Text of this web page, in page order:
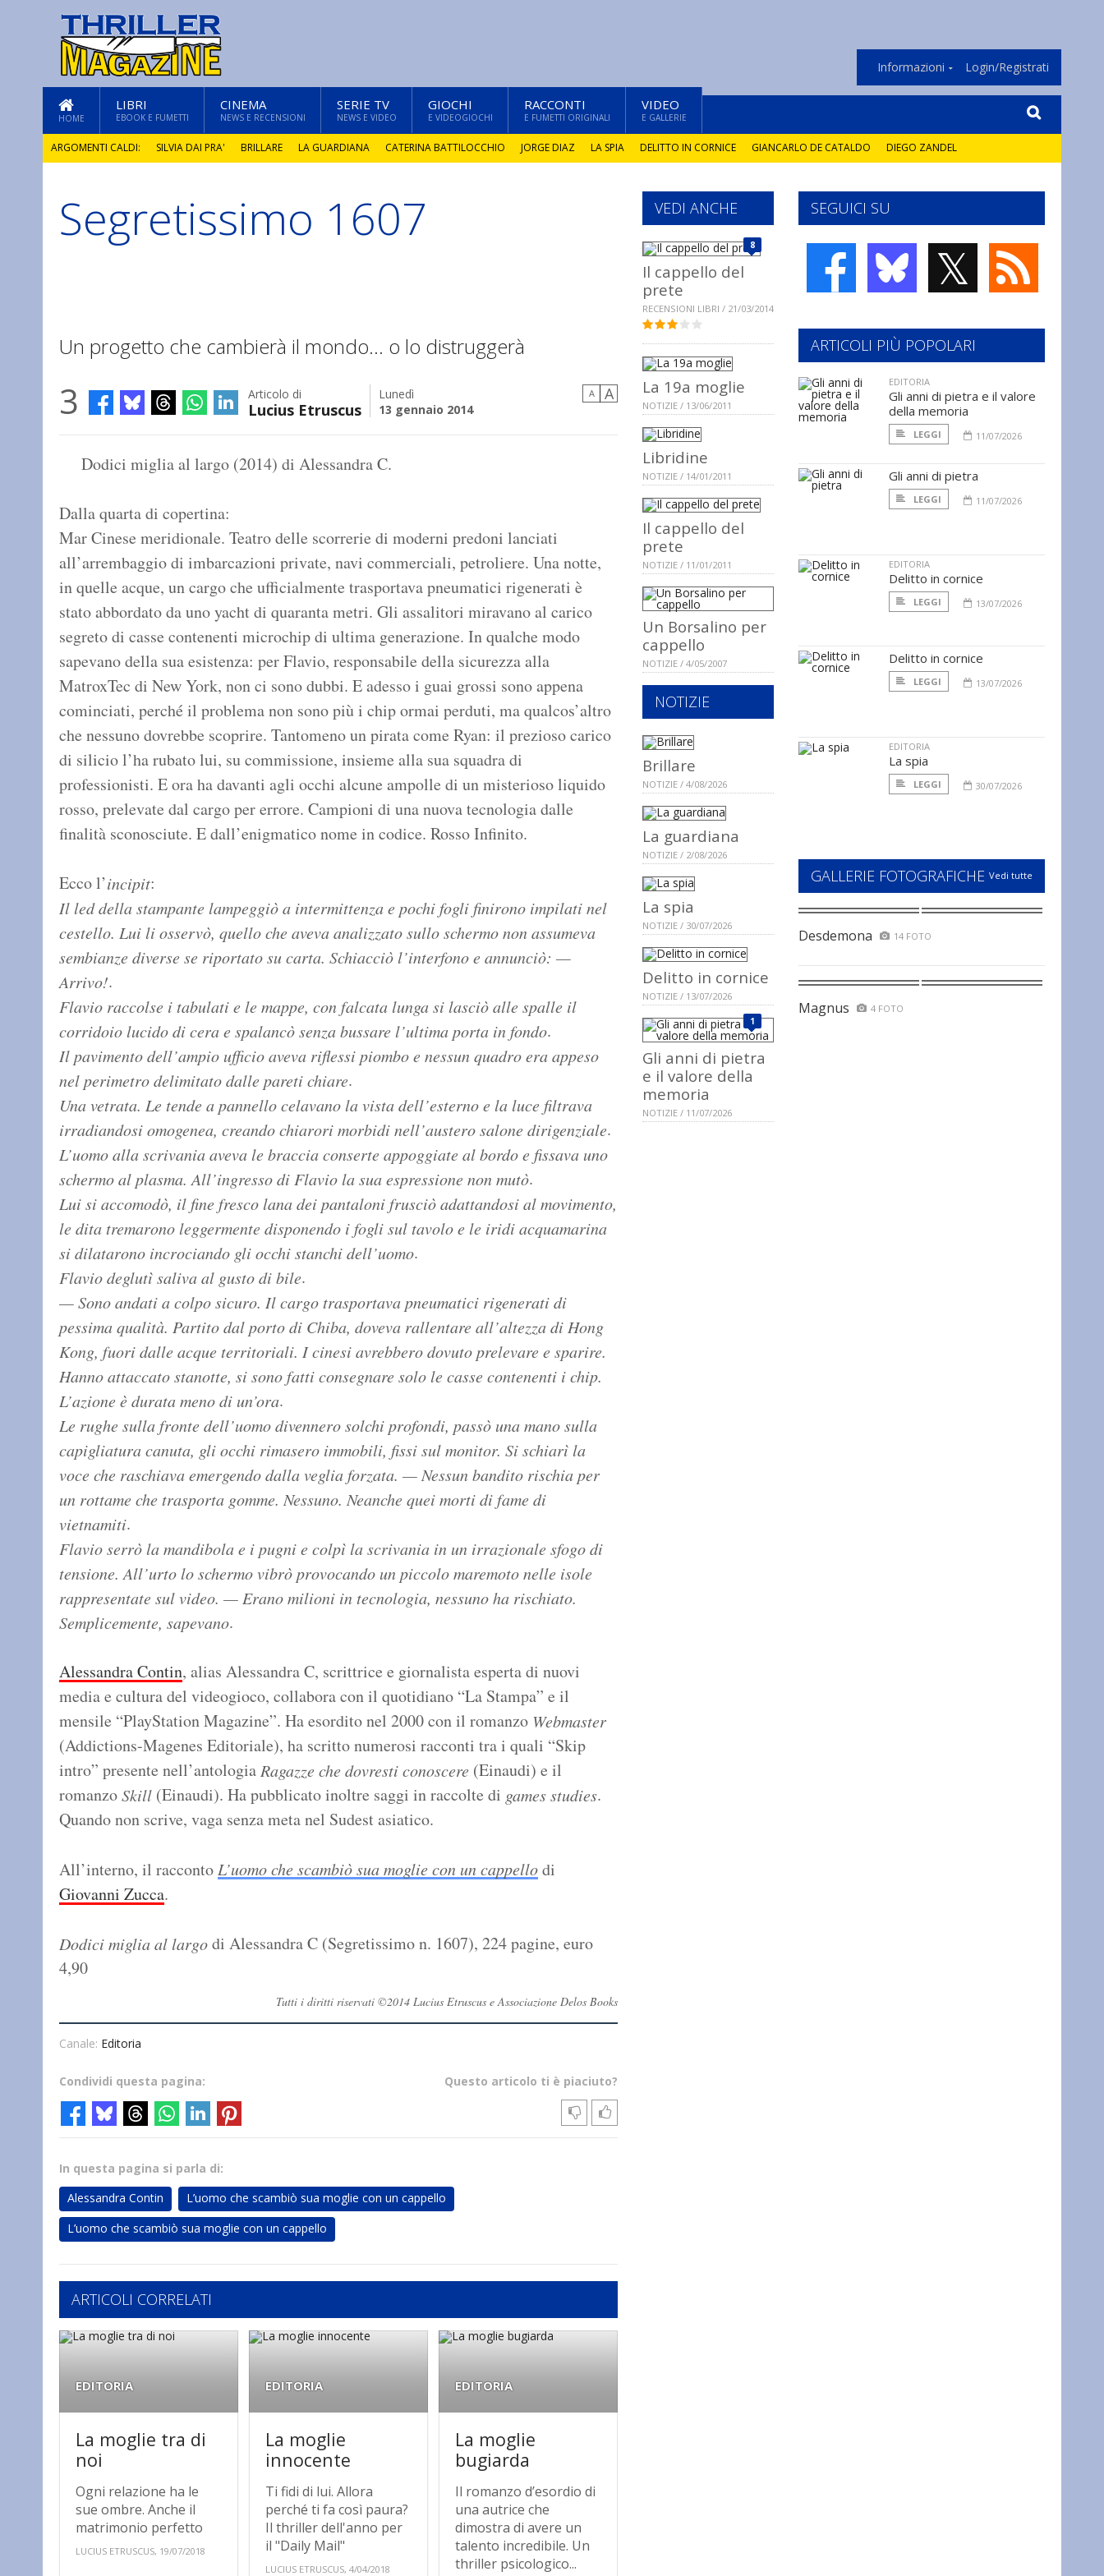
Informazioni Login/Registrati
HOME
LIBRI
EBOOK E FUMETTI
CINEMA
NEWS E RECENSIONI
SERIE TV
NEWS E VIDEO
GIOCHI
E VIDEOGIOCHI
RACCONTI
E FUMETTI ORIGINALI
VIDEO
E GALLERIE
ARGOMENTI CALDI: SILVIA DAI PRA' BRILLARE LA GUARDIANA CATERINA BATTILOCCHIO JORGE DIAZ LA SPIA DELITTO IN CORNICE GIANCARLO DE CATALDO DIEGO ZANDEL
GLI ANNI DI PIETRA
Segretissimo 1607
Un progetto che cambierà il mondo... o lo distruggerà
3 Articolo di
Lucius Etruscus
Lunedì
13 gennaio 2014
A A
Dodici miglia al largo (2014) di Alessandra C.
Dalla quarta di copertina:
Mar Cinese meridionale. Teatro delle scorrerie di moderni predoni lanciati
all’arrembaggio di imbarcazioni private, navi commerciali, petroliere. Una notte,
in quelle acque, un cargo che ufficialmente trasportava pneumatici rigenerati è
stato abbordato da uno yacht di quaranta metri. Gli assalitori miravano al carico
segreto di casse contenenti microchip di ultima generazione. In qualche modo
sapevano della sua esistenza: per Flavio, responsabile della sicurezza alla
MatroxTec di New York, non ci sono dubbi. E adesso i guai grossi sono appena
cominciati, perché il problema non sono più i chip ormai perduti, ma qualcos’altro
che nessuno dovrebbe scoprire. Tantomeno un pirata come Ryan: il prezioso carico
di silicio l’ha rubato lui, su commissione, insieme alla sua squadra di
professionisti. E ora ha davanti agli occhi alcune ampolle di un misterioso liquido
rosso, prelevate dal cargo per errore. Campioni di una nuova tecnologia dalle
finalità sconosciute. E dall’enigmatico nome in codice. Rosso Infinito.
Ecco l’incipit:
Il led della stampante lampeggiò a intermittenza e pochi fogli finirono impilati nel
cestello. Lui li osservò, quello che aveva analizzato sullo schermo non assumeva
sembianze diverse se riportato su carta. Schiacciò l’interfono e annunciò: —
Arrivo!.
Flavio raccolse i tabulati e le mappe, con falcata lunga si lasciò alle spalle il
corridoio lucido di cera e spalancò senza bussare l’ultima porta in fondo.
Il pavimento dell’ampio ufficio aveva riflessi piombo e nessun quadro era appeso
nel perimetro delimitato dalle pareti chiare.
Una vetrata. Le tende a pannello celavano la vista dell’esterno e la luce filtrava
irradiandosi omogenea, creando chiarori morbidi nell’austero salone dirigenziale.
L’uomo alla scrivania aveva le braccia conserte appoggiate al bordo e fissava uno
schermo al plasma. All’ingresso di Flavio la sua espressione non mutò.
Lui si accomodò, il fine fresco lana dei pantaloni frusciò adattandosi al movimento,
le dita tremarono leggermente disponendo i fogli sul tavolo e le iridi acquamarina
si dilatarono incrociando gli occhi stanchi dell’uomo.
Flavio deglutì saliva al gusto di bile.
— Sono andati a colpo sicuro. Il cargo trasportava pneumatici rigenerati di
pessima qualità. Partito dal porto di Chiba, doveva rallentare all’altezza di Hong
Kong, fuori dalle acque territoriali. I cinesi avrebbero dovuto prelevare e sparire.
Hanno attaccato stanotte, si sono fatti consegnare solo le casse contenenti i chip.
L’azione è durata meno di un’ora.
Le rughe sulla fronte dell’uomo divennero solchi profondi, passò una mano sulla
capigliatura canuta, gli occhi rimasero immobili, fissi sul monitor. Si schiarì la
voce che raschiava emergendo dalla veglia forzata. — Nessun bandito rischia per
un rottame che trasporta gomme. Nessuno. Neanche quei morti di fame di
vietnamiti.
Flavio serrò la mandibola e i pugni e colpì la scrivania in un irrazionale sfogo di
tensione. All’urto lo schermo vibrò provocando un piccolo maremoto nelle isole
rappresentate sul video. — Erano milioni in tecnologia, nessuno ha rischiato.
Semplicemente, sapevano.
Alessandra Contin, alias Alessandra C, scrittrice e giornalista esperta di nuovi
media e cultura del videogioco, collabora con il quotidiano “La Stampa” e il
mensile “PlayStation Magazine”. Ha esordito nel 2000 con il romanzo Webmaster
(Addictions-Magenes Editoriale), ha scritto numerosi racconti tra i quali “Skip
intro” presente nell’antologiaRagazze che dovresti conoscere (Einaudi) e il
romanzoSkill (Einaudi). Ha pubblicato inoltre saggi in raccolte di games studies.
Quando non scrive, vaga senza meta nel Sudest asiatico.
All’interno, il raccontoL’uomo che scambiò sua moglie con un cappellodi
Giovanni Zucca.
Dodici miglia al largodi Alessandra C (Segretissimo n. 1607), 224 pagine, euro
4,90
Tutti i diritti riservati ©2014 Lucius Etruscus e Associazione Delos Books
Canale: Editoria
Questo articolo ti è piaciuto?
Condividi questa pagina:
In questa pagina si parla di:
Alessandra Contin
L’uomo che scambiò sua moglie con un cappello
L’uomo che scambiò sua moglie con un cappello
ARTICOLI CORRELATI
EDITORIA
La moglie tra di
noi
Ogni relazione ha le
sue ombre. Anche il
matrimonio perfetto
LUCIUS ETRUSCUS, 19/07/2018
EDITORIA
La moglie
innocente
Ti fidi di lui. Allora
perché ti fa così paura?
Il thriller dell'anno per
il "Daily Mail"
LUCIUS ETRUSCUS, 4/04/2018
EDITORIA
La moglie
bugiarda
Il romanzo d’esordio di
una autrice che
dimostra di avere un
talento incredibile. Un
thriller psicologico...
SEGUICI SU
𝕏
VEDI ANCHE
8
Il cappello del
prete
RECENSIONI LIBRI / 21/03/2014
La 19a moglie
NOTIZIE / 13/06/2011
Libridine
NOTIZIE / 14/01/2011
Il cappello del
prete
NOTIZIE / 11/01/2011
Un Borsalino per
cappello
NOTIZIE / 4/05/2007
NOTIZIE
Brillare
NOTIZIE / 4/08/2026
La guardiana
NOTIZIE / 2/08/2026
La spia
NOTIZIE / 30/07/2026
Delitto in cornice
NOTIZIE / 13/07/2026
1
Gli anni di pietra
e il valore della
memoria
NOTIZIE / 11/07/2026
ARTICOLI PIÙ POPOLARI
EDITORIA
Gli anni di pietra e il valore
della memoria
LEGGI 11/07/2026
Gli anni di pietra
LEGGI 11/07/2026
EDITORIA
Delitto in cornice
LEGGI 13/07/2026
Delitto in cornice
LEGGI 13/07/2026
EDITORIA
La spia
LEGGI 30/07/2026
GALLERIE FOTOGRAFICHE Vedi tutte
Desdemona 14 FOTO
Magnus 4 FOTO